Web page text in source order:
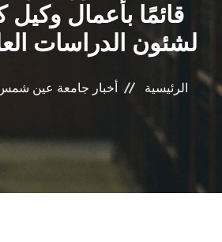
قائمًا بأعمال وكيل
لشئون الدراسات
الرئيسية أخبار جامعة عين